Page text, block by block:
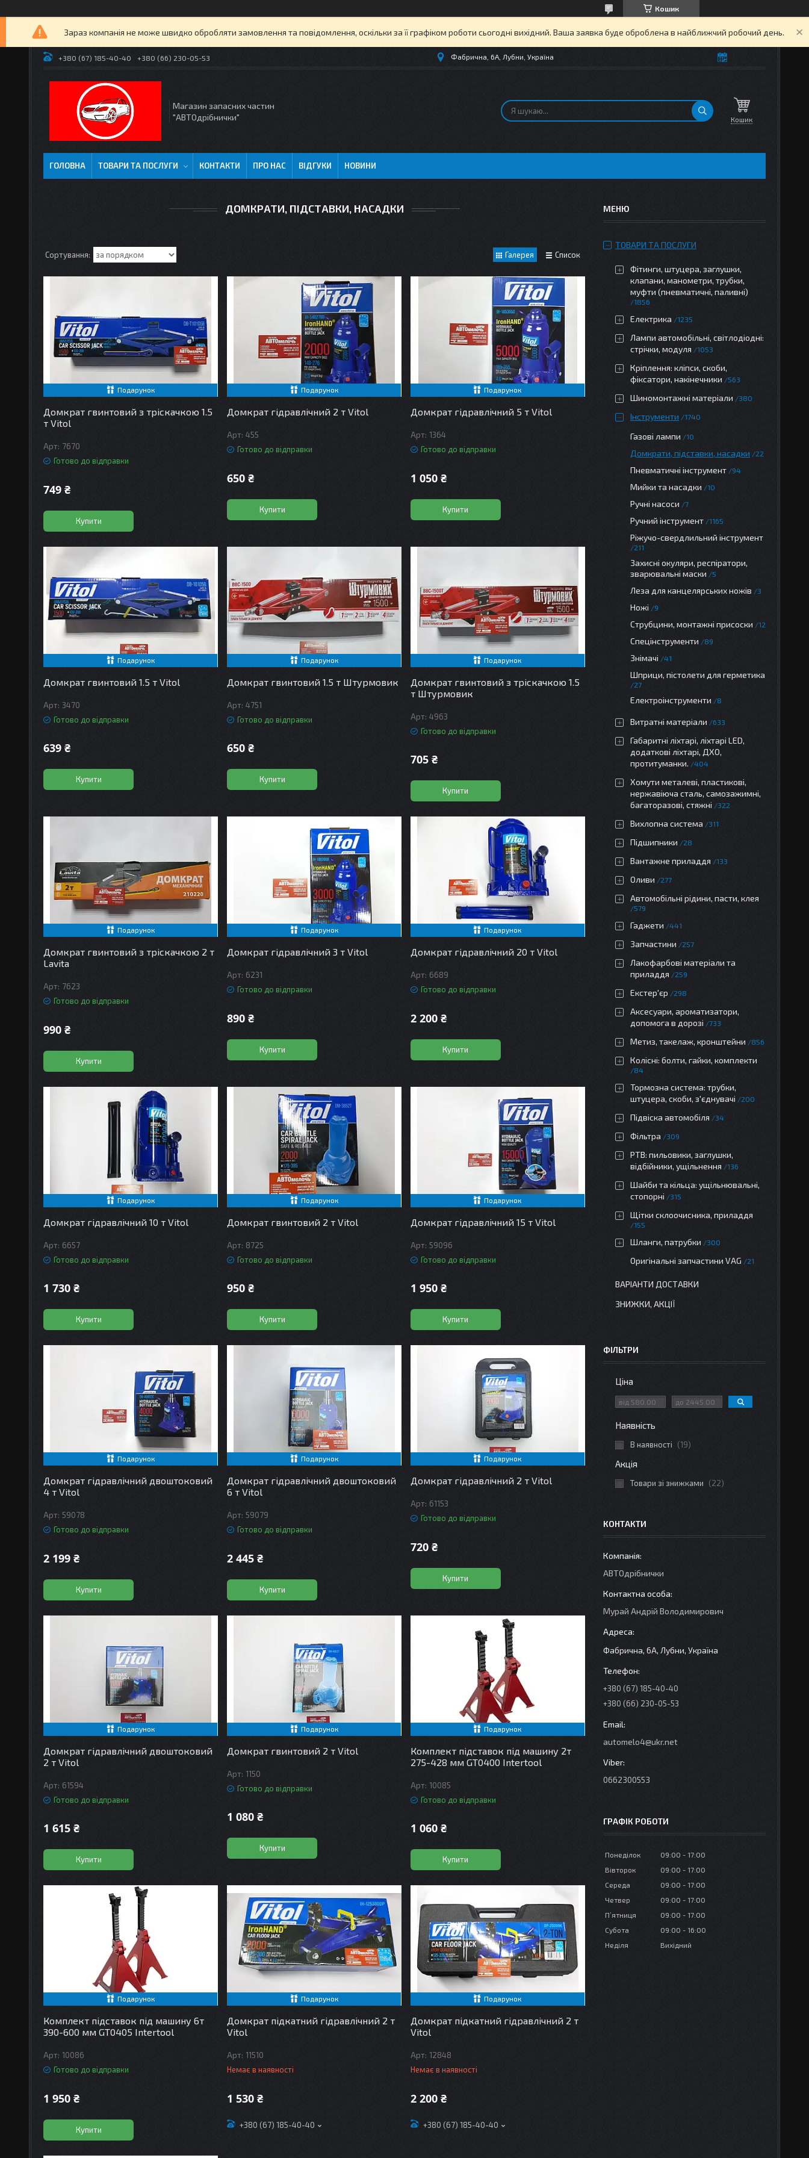
Кошик
Зараз компанія не може швидко обробляти замовлення та повідомлення, оскільки за її графіком роботи сьогодні вихідний. Ваша заявка буде оброблена в найближчий робочий день.
+380 (67) 185-40-40 +380 (66) 230-05-53 Фабрична, 6А, Лубни, Україна
Магазин запасних частин
"АВТОдрібнички"
Кошик
ГОЛОВНА ТОВАРИ ТА ПОСЛУГИ КОНТАКТИ ПРО НАС ВІДГУКИ НОВИНИ
ДОМКРАТИ, ПІДСТАВКИ, НАСАДКИ
Галерея Список
Подарунок
Домкрат гвинтовий з тріскачкою 1.5
т Vitol
7670
Готово до відправки
749 ₴
Купити
Подарунок
Домкрат гідравлічний 2 т Vitol
455
Готово до відправки
650 ₴
Купити
Подарунок
Домкрат гідравлічний 5 т Vitol
1364
Готово до відправки
1 050 ₴
Купити
Подарунок
Домкрат гвинтовий 1.5 т Vitol
3470
Готово до відправки
639 ₴
Купити
Подарунок
Домкрат гвинтовий 1.5 т Штурмовик
4751
Готово до відправки
650 ₴
Купити
Подарунок
Домкрат гвинтовий з тріскачкою 1.5
т Штурмовик
4963
Готово до відправки
705 ₴
Купити
Подарунок
Домкрат гвинтовий з тріскачкою 2 т
Lavita
7623
Готово до відправки
990 ₴
Купити
Подарунок
Домкрат гідравлічний 3 т Vitol
6231
Готово до відправки
890 ₴
Купити
Подарунок
Домкрат гідравлічний 20 т Vitol
6689
Готово до відправки
2 200 ₴
Купити
Подарунок
Домкрат гідравлічний 10 т Vitol
6657
Готово до відправки
1 730 ₴
Купити
Подарунок
Домкрат гвинтовий 2 т Vitol
8725
Готово до відправки
950 ₴
Купити
Подарунок
Домкрат гідравлічний 15 т Vitol
59096
Готово до відправки
1 950 ₴
Купити
Подарунок
Домкрат гідравлічний двоштоковий
4 т Vitol
59078
Готово до відправки
2 199 ₴
Купити
Подарунок
Домкрат гідравлічний двоштоковий
6 т Vitol
59079
Готово до відправки
2 445 ₴
Купити
Подарунок
Домкрат гідравлічний 2 т Vitol
61153
Готово до відправки
720 ₴
Купити
Подарунок
Домкрат гідравлічний двоштоковий
2 т Vitol
61594
Готово до відправки
1 615 ₴
Купити
Подарунок
Домкрат гвинтовий 2 т Vitol
1150
Готово до відправки
1 080 ₴
Купити
Подарунок
Комплект підставок під машину 2т
275-428 мм GT0400 Intertool
10085
Готово до відправки
1 060 ₴
Купити
Подарунок
Комплект підставок під машину 6т
390-600 мм GT0405 Intertool
10086
Готово до відправки
1 950 ₴
Купити
Подарунок
Домкрат підкатний гідравлічний 2 т
Vitol
11510
Немає в наявності
1 530 ₴
+380 (67) 185-40-40
Подарунок
Домкрат підкатний гідравлічний 2 т
Vitol
12848
Немає в наявності
2 200 ₴
+380 (67) 185-40-40
ТОВАРИ ТА ПОСЛУГИ
Фітинги, штуцера, заглушки,
клапани, манометри, трубки,
муфти (пневматичні, паливні)
1856
Електрика 1235
Лампи автомобільні, світлодіодні:
стрічки, модуля
1053
Кріплення: кліпси, скоби,
фіксатори, накінечники
563
Шиномонтажні матеріали 380
Інструменти 1740
Газові лампи 10
Домкрати, підставки, насадки 22
Пневматичні інструмент 94
Мийки та насадки 10
Ручні насоси 7
Ручний інструмент 1165
Ріжучо-свердлильний інструмент
211
Захисні окуляри, респіратори,
зварювальні маски
5
Леза для канцелярських ножів 3
Ножі 9
Струбцини, монтажні присоски 12
Спецінструменти 89
Знімачі 41
Шприци, пістолети для герметика
27
Електроінструменти 8
Витратні матеріали 633
Габаритні ліхтарі, ліхтарі LED,
додаткові ліхтарі, ДХО,
протитуманки.
404
Хомути металеві, пластикові,
нержавіюча сталь, самозажимні,
багаторазові, стяжні
322
Вихлопна система 311
Підшипники 28
Вантажне приладдя 133
Оливи 277
Автомобільні рідини, пасти, клея
579
Гаджети 441
Запчастини 257
Лакофарбові матеріали та
приладдя
259
Екстер'єр 298
Аксесуари, ароматизатори,
допомога в дорозі
733
Метиз, такелаж, кронштейни 856
Колісні: болти, гайки, комплекти
84
Тормозна система: трубки,
штуцера, скоби, з'єднувачі
200
Підвіска автомобіля 34
Фільтра 309
РТВ: пильовики, заглушки,
відбійники, ущільнення
136
Шайби та кільца: ущільнювальні,
стопорні
315
Щітки склоочисника, приладдя
155
Шланги, патрубки 300
Оригінальні запчастини VAG 21
ВАРІАНТИ ДОСТАВКИ
ЗНИЖКИ, АКЦІЇ
ФІЛЬТРИ
Ціна
Наявність
В наявності 19
Акція
Товари зі знижками 22
КОНТАКТИ
АВТОдрібнички
Мурай Андрій Володимирович
Фабрична, 6А, Лубни, Україна
+380 (67) 185-40-40
+380 (66) 230-05-53
automelo4@ukr.net
0662300553
ГРАФІК РОБОТИ
Понеділок 09:00
17:00
Вівторок
09:00
17:00
Середа
09:00
17:00
Четвер
09:00
17:00
Пʼятниця
09:00
17:00
Субота
09:00
16:00
Неділя
Вихідний